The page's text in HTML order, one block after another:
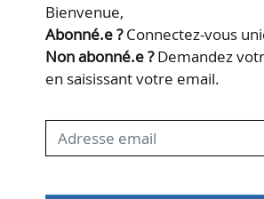
GoodWe Europe entre 2018
Bienvenue,
Abonné.e ?Connectez-vous
Non abonné.e ?Demandez
en saisissant votre email.